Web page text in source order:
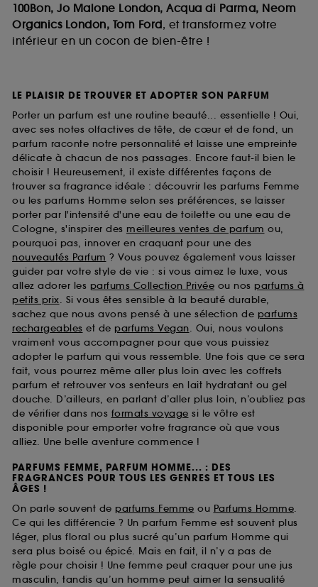
100Bon, Jo Malone London, Acqua di Parma, Neom
Organics London, Tom Ford, et transformez votre
intérieur en un cocon de bien-être !
LE PLAISIR DE TROUVER ET ADOPTER SON PARFUM
Porter un parfum est une routine beauté... essentielle ! Oui,
avec ses notes olfactives de tête, de cœur et de fond, un
parfum raconte notre personnalité et laisse une empreinte
délicate à chacun de nos passages. Encore faut-il bien le
choisir ! Heureusement, il existe différentes façons de
trouver sa fragrance idéale : découvrir les parfums Femme
ou les parfums Homme selon ses préférences, se laisser
porter par l'intensité d'une eau de toilette ou une eau de
Cologne, s'inspirer des meilleures ventes de parfum ou,
pourquoi pas, innover en craquant pour une des
nouveautés Parfum ? Vous pouvez également vous laisser
guider par votre style de vie : si vous aimez le luxe, vous
allez adorer les parfums Collection Privée ou nos parfums à
petits prix. Si vous êtes sensible à la beauté durable,
sachez que nous avons pensé à une sélection de parfums
rechargeables et de parfums Vegan. Oui, nous voulons
vraiment vous accompagner pour que vous puissiez
adopter le parfum qui vous ressemble. Une fois que ce sera
fait, vous pourrez même aller plus loin avec les coffrets
parfum et retrouver vos senteurs en lait hydratant ou gel
douche. D’ailleurs, en parlant d’aller plus loin, n’oubliez pas
de vérifier dans nos formats voyage si le vôtre est
disponible pour emporter votre fragrance où que vous
alliez. Une belle aventure commence !
PARFUMS FEMME, PARFUM HOMME... : DES
FRAGRANCES POUR TOUS LES GENRES ET TOUS LES
ÂGES !
On parle souvent de parfums Femme ou Parfums Homme.
Ce qui les différencie ? Un parfum Femme est souvent plus
léger, plus floral ou plus sucré qu’un parfum Homme qui
sera plus boisé ou épicé. Mais en fait, il n’y a pas de
règle pour choisir ! Une femme peut craquer pour une jus
masculin, tandis qu’un homme peut aimer la sensualité